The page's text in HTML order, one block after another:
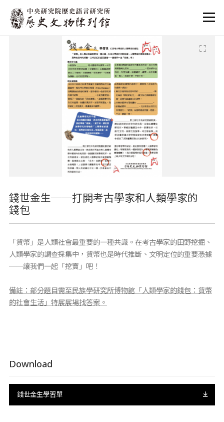
:::
:::
錢世金生──打開考古學家和人類學家的
錢包
「貨幣」是人類社會最重要的一種共識。在考古學家的田野挖掘、
人類學家的調查採集中，貨幣也是時代推斷、文明定位的重要憑據
──讓我們一起「挖寶」吧！
備註：部分題目需至民族學研究所博物館「人類學家的錢包：貨幣
的社會生活」特展展場找答案。
Download
錢世金生學習單